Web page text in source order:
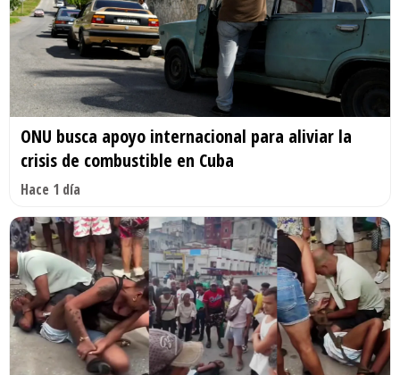
ONU busca apoyo internacional para aliviar la
crisis de combustible en Cuba
Hace 1 día